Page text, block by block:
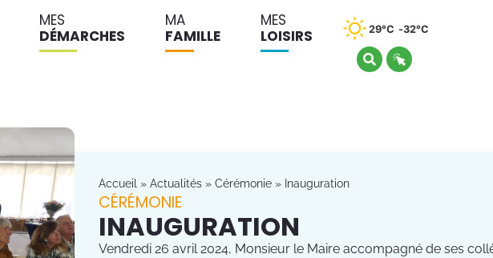
MES
DÉMARCHES
MA
FAMILLE
MES
LOISIRS
29°C 32°C
Accueil » Actualités » Cérémonie » Inauguration
CÉRÉMONIE
INAUGURATION
Vendredi 26 avril 2024, Monsieur le Maire accompagné de ses